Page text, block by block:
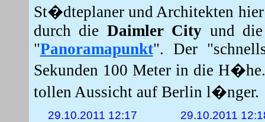
St�dteplaner und Architekten
durch die Daimler City und
"Panoramapunkt". Der
Sekunden 100 Meter in die
tollen Aussicht auf Berlin l�nger.
29.10.2011 12:17 29.10.2011